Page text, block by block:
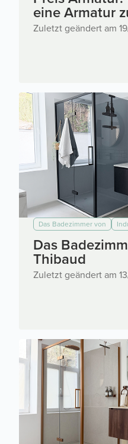
eine Armatur
Zuletzt geändert am
Das Badezimmer von
Das
Thibaud
Zuletzt geändert am